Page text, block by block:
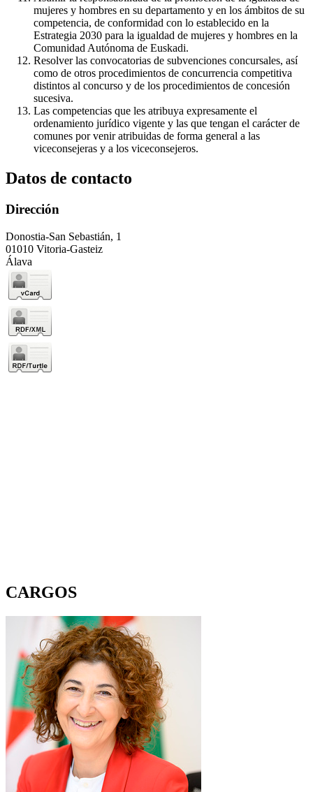
mujeres y hombres en su departamento y en los ámbitos de su
competencia, de conformidad con lo establecido en la
Estrategia 2030 para la igualdad de mujeres y hombres en la
Comunidad Autónoma de Euskadi.
Resolver las convocatorias de subvenciones concursales, así
como de otros procedimientos de concurrencia competitiva
distintos al concurso y de los procedimientos de concesión
sucesiva.
Las competencias que les atribuya expresamente el
ordenamiento jurídico vigente y las que tengan el carácter de
comunes por venir atribuidas de forma general a las
viceconsejeras y a los viceconsejeros.
Datos de contacto
Dirección
Donostia-San Sebastián, 1
01010 Vitoria-Gasteiz
Álava
CARGOS